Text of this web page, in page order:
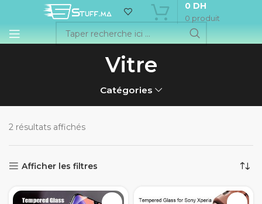
0 produit
0 DH
Vitre
Catégories
2 résultats affichés
Afficher les filtres